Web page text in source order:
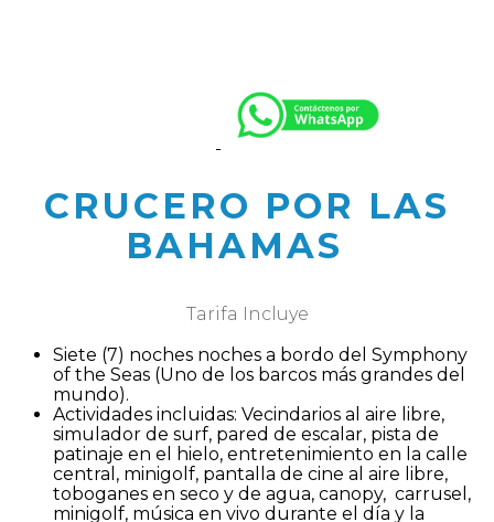
CRUCERO POR LAS
BAHAMAS
Tarifa Incluye
Siete (7) noches noches a bordo del Symphony
of the Seas (Uno de los barcos más grandes del
mundo).
Actividades incluidas: Vecindarios al aire libre,
simulador de surf, pared de escalar, pista de
patinaje en el hielo, entretenimiento en la calle
central, minigolf, pantalla de cine al aire libre,
toboganes en seco y de agua, canopy, carrusel,
minigolf, música en vivo durante el día y la